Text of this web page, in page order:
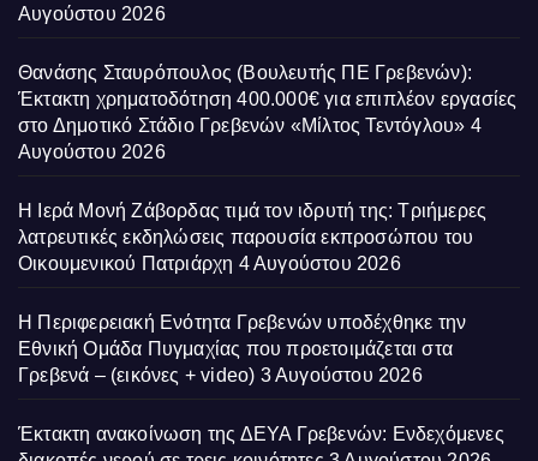
Αυγούστου 2026
Θανάσης Σταυρόπουλος (Βουλευτής ΠΕ Γρεβενών):
Έκτακτη χρηματοδότηση 400.000€ για επιπλέον εργασίες
στο Δημοτικό Στάδιο Γρεβενών «Μίλτος Τεντόγλου» 4
Αυγούστου 2026
Η Ιερά Μονή Ζάβορδας τιμά τον ιδρυτή της: Τριήμερες
λατρευτικές εκδηλώσεις παρουσία εκπροσώπου του
Οικουμενικού Πατριάρχη 4 Αυγούστου 2026
Η Περιφερειακή Ενότητα Γρεβενών υποδέχθηκε την
Εθνική Ομάδα Πυγμαχίας που προετοιμάζεται στα
Γρεβενά – (εικόνες + video) 3 Αυγούστου 2026
Έκτακτη ανακοίνωση της ΔΕΥΑ Γρεβενών: Ενδεχόμενες